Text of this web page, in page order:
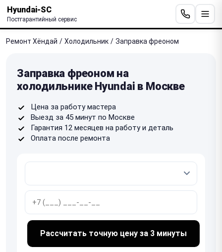
Hyundai-SC
Постгарантийный сервис
Ремонт Хёндай / Холодильник / Заправка фреоном
Заправка фреоном на
холодильнике Hyundai в Москве
Цена за работу мастера
Выезд за 45 минут по Москве
Гарантия 12 месяцев на работу и деталь
Оплата после ремонта
Рассчитать точную цену за 3 минуты